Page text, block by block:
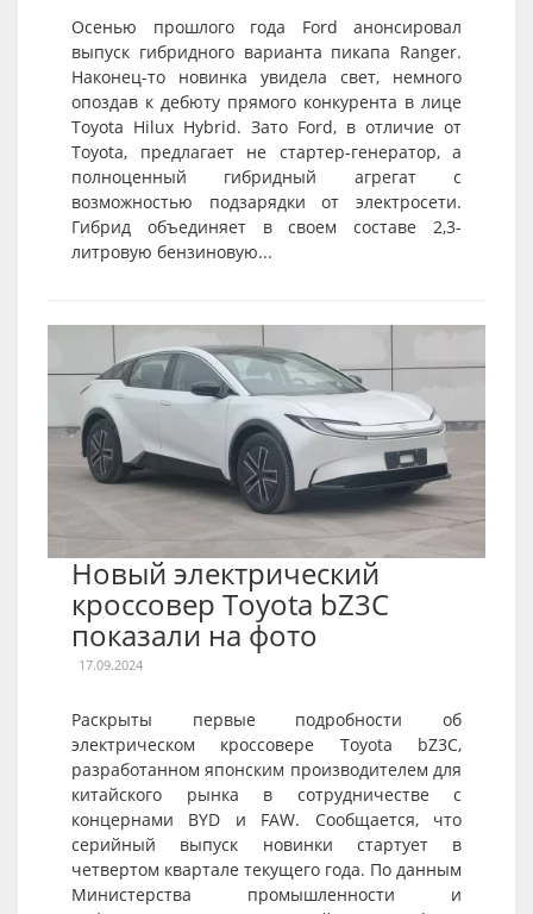
Осенью прошлого года Ford анонсировал
выпуск гибридного варианта пикапа Ranger.
Наконец-то новинка увидела свет, немного
опоздав к дебюту прямого конкурента в лице
Toyota Hilux Hybrid. Зато Ford, в отличие от
Toyota, предлагает не стартер-генератор, а
полноценный гибридный агрегат с
возможностью подзарядки от электросети.
Гибрид объединяет в своем составе 2,3-
литровую бензиновую...
Новый электрический
кроссовер Toyota bZ3C
показали на фото
17.09.2024
Раскрыты первые подробности об
электрическом кроссовере Toyota bZ3C,
разработанном японским производителем для
китайского рынка в сотрудничестве с
концернами BYD и FAW. Сообщается, что
серийный выпуск новинки стартует в
четвертом квартале текущего года. По данным
Министерства промышленности и